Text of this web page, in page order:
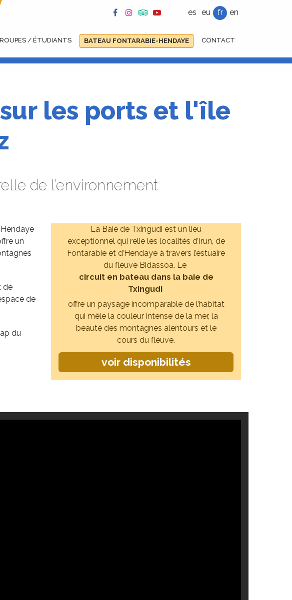
es eu fr en
/ ÉTUDIANTS BATEAU FONTARABIE-HENDAYE CONTACT
les ports et l'île
de l’environnement
La Baie de Txingudi est un lieu
exceptionnel qui relie les localités d’Irun, de
Fontarabie et d’Hendaye à travers l’estuaire
du fleuve Bidassoa. Le
circuit en bateau dans la baie de
Txingudi
offre un paysage incomparable de l’habitat
qui mêle la couleur intense de la mer, la
beauté des montagnes alentours et le
cours du fleuve.
voir disponibilités
un
de
de
du